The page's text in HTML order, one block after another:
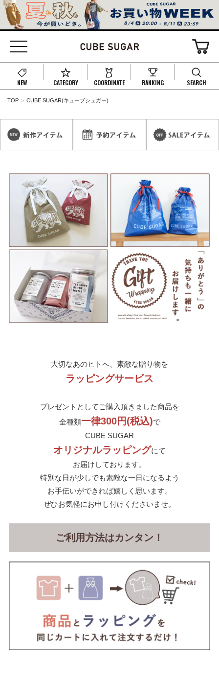
NEW CATEGORY COORDINATE RANKING SEARCH
TOP CUBE SUGAR(キューブシュガー)
大切なあのヒトへ、素敵な贈り物を
ラッピングサービス
プレゼントとしてご購入頂きました商品を
全種類一律300円(税込)で
CUBE SUGAR
オリジナルラッピングにて
お届けしております。
特別な日が少しでも素敵な一日になるよう
お手伝いができれば嬉しく思います。
ぜひお気軽にお申し付けくださいませ。
ご利用方法はカンタン！